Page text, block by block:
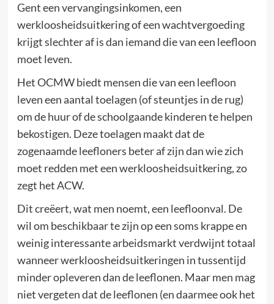
Gent een vervangingsinkomen, een
werkloosheidsuitkering of een wachtvergoeding
krijgt slechter af is dan iemand die van een leefloon
moet leven.
Het OCMW biedt mensen die van een leefloon
leven een aantal toelagen (of steuntjes in de rug)
om de huur of de schoolgaande kinderen te helpen
bekostigen. Deze toelagen maakt dat de
zogenaamde leefloners beter af zijn dan wie zich
moet redden met een werkloosheidsuitkering, zo
zegt het ACW.
Dit creëert, wat men noemt, een leefloonval. De
wil om beschikbaar te zijn op een soms krappe en
weinig interessante arbeidsmarkt verdwijnt totaal
wanneer werkloosheidsuitkeringen in tussentijd
minder opleveren dan de leeflonen. Maar men mag
niet vergeten dat de leeflonen (en daarmee ook het